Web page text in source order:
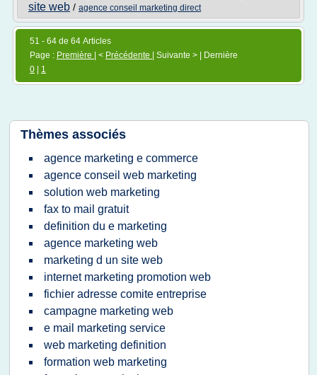
site web / agence conseil marketing direct
51 - 64 de 64 Articles
Page : Première | < Précédente
| Suivante > | Dernière
0
1
Thèmes associés
agence marketing e commerce
agence conseil web marketing
solution web marketing
fax to mail gratuit
definition du e marketing
agence marketing web
marketing d un site web
internet marketing promotion web
fichier adresse comite entreprise
campagne marketing web
e mail marketing service
web marketing definition
formation web marketing